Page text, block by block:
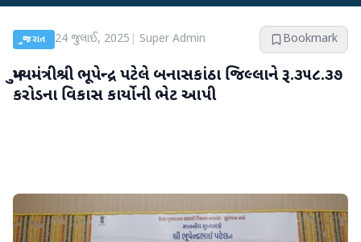
ગુજરાત 24 જુલાઈ, 2025 Super Admin Bookmark
મુખ્યમંત્રીશ્રી ભૂપેન્દ્ર પટેલે બનાસકાંઠા જિલ્લાને રૂ.૩૫૮.૩૭
કરોડના વિકાસ કાર્યોની ભેટ આપી